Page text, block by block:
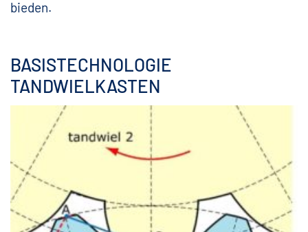
bieden.
BASISTECHNOLOGIE
TANDWIELKASTEN